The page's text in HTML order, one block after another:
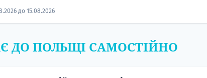
до 15.08.2026
ДО ПОЛЬЩІ САМОСТІЙНО